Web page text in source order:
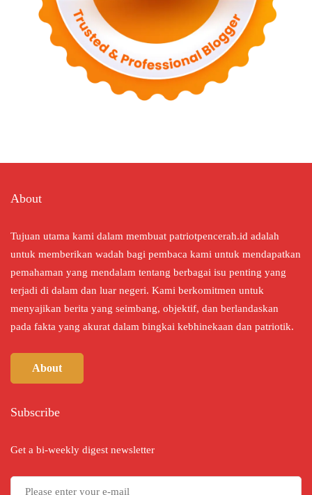
About
Tujuan utama kami dalam membuat patriotpencerah.id adalah
untuk memberikan wadah bagi pembaca kami untuk mendapatkan
pemahaman yang mendalam tentang berbagai isu penting yang
terjadi di dalam dan luar negeri. Kami berkomitmen untuk
menyajikan berita yang seimbang, objektif, dan berlandaskan
pada fakta yang akurat dalam bingkai kebhinekaan dan patriotik.
About
Subscribe
Get a bi-weekly digest newsletter